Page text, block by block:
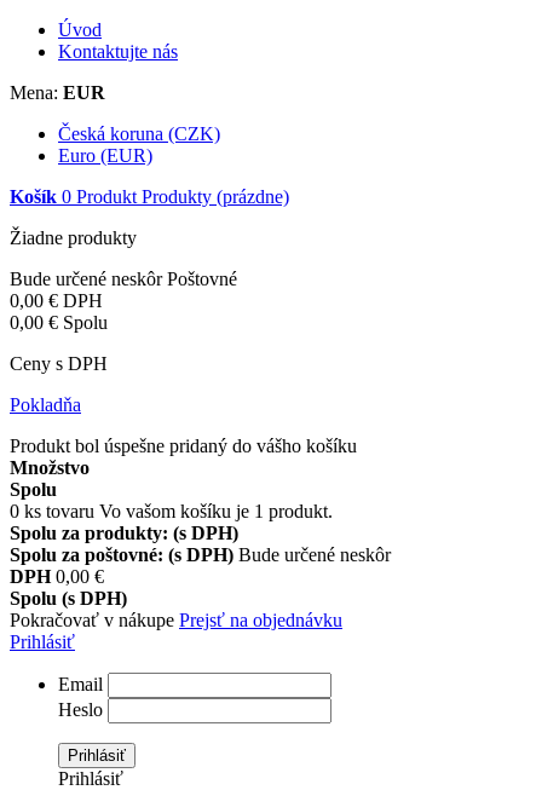
Úvod
Kontaktujte nás
Mena: EUR
Česká koruna (CZK)
Euro (EUR)
Košík 0 Produkt Produkty (prázdne)
Žiadne produkty
Bude určené neskôrPoštovné
0,00 € DPH
0,00 € Spolu
Ceny s DPH
Pokladňa
Produkt bol úspešne pridaný do vášho košíku
Množstvo
Spolu
0 ks tovaru Vo vašom košíku je 1 produkt.
Spolu za produkty: (s DPH)
Spolu za poštovné: (s DPH) Bude určené neskôr
DPH 0,00 €
Spolu (s DPH)
Pokračovať v nákupe Prejsť na objednávku
Prihlásiť
Email
Heslo
Prihlásiť
Prihlásiť